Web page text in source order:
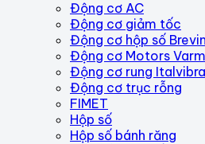
Động cơ AC
Động cơ giảm tốc
Động cơ hộp số
Động cơ Motors
Động cơ rung
Động cơ trục rỗng
FIMET
Hộp số
Hộp số bánh răng